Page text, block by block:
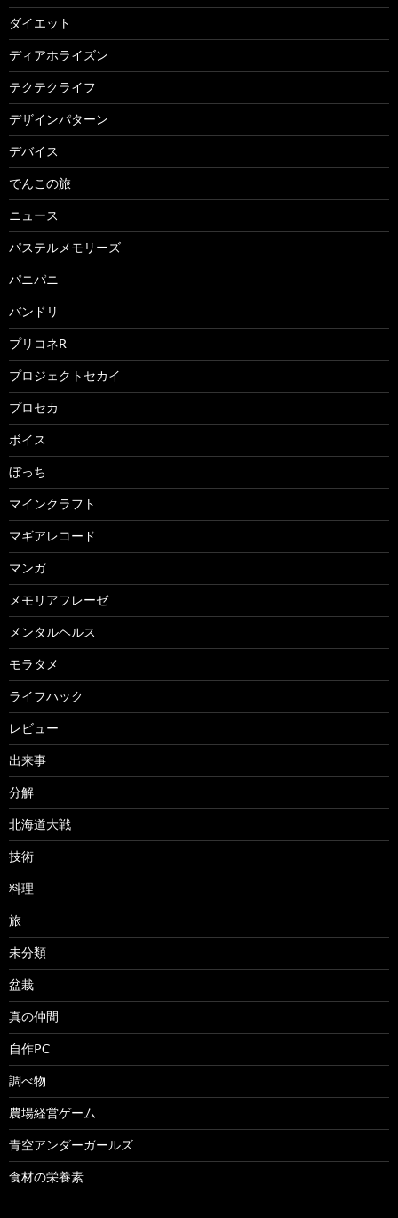
ダイエット
ディアホライズン
テクテクライフ
デザインパターン
デバイス
でんこの旅
ニュース
パステルメモリーズ
パニパニ
バンドリ
プリコネR
プロジェクトセカイ
プロセカ
ボイス
ぼっち
マインクラフト
マギアレコード
マンガ
メモリアフレーゼ
メンタルヘルス
モラタメ
ライフハック
レビュー
出来事
分解
北海道大戦
技術
料理
旅
未分類
盆栽
真の仲間
自作PC
調べ物
農場経営ゲーム
青空アンダーガールズ
食材の栄養素